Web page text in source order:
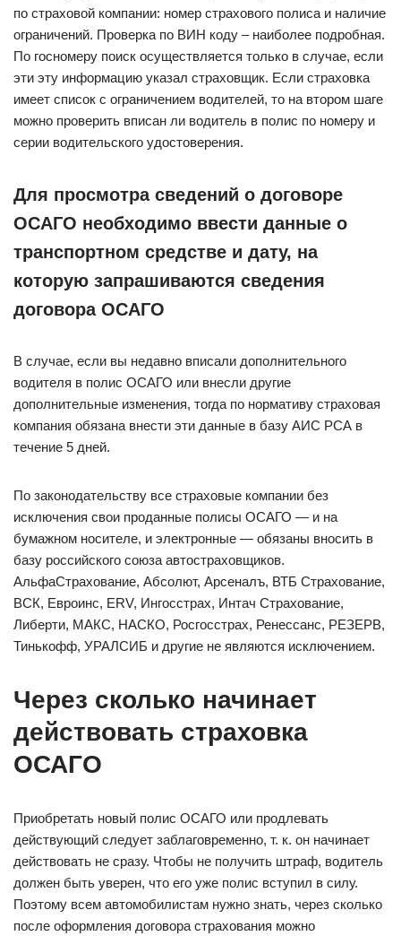
по страховой компании: номер страхового полиса и наличие
ограничений. Проверка по ВИН коду – наиболее подробная.
По госномеру поиск осуществляется только в случае, если
эти эту информацию указал страховщик. Если страховка
имеет список с ограничением водителей, то на втором шаге
можно проверить вписан ли водитель в полис по номеру и
серии водительского удостоверения.
Для просмотра сведений о договоре
ОСАГО необходимо ввести данные о
транспортном средстве и дату, на
которую запрашиваются сведения
договора ОСАГО
В случае, если вы недавно вписали дополнительного
водителя в полис ОСАГО или внесли другие
дополнительные изменения, тогда по нормативу страховая
компания обязана внести эти данные в базу АИС РСА в
течение 5 дней.
По законодательству все страховые компании без
исключения свои проданные полисы ОСАГО — и на
бумажном носителе, и электронные — обязаны вносить в
базу российского союза автостраховщиков.
АльфаСтрахование, Абсолют, Арсеналъ, ВТБ Страхование,
ВСК, Евроинс, ERV, Ингосстрах, Интач Страхование,
Либерти, МАКС, НАСКО, Росгосстрах, Ренессанс, РЕЗЕРВ,
Тинькофф, УРАЛСИБ и другие не являются исключением.
Через сколько начинает
действовать страховка
ОСАГО
Приобретать новый полис ОСАГО или продлевать
действующий следует заблаговременно, т. к. он начинает
действовать не сразу. Чтобы не получить штраф, водитель
должен быть уверен, что его уже полис вступил в силу.
Поэтому всем автомобилистам нужно знать, через сколько
после оформления договора страхования можно